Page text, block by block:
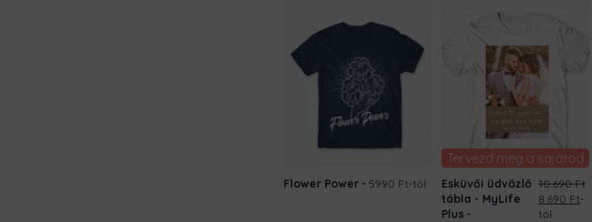
Flower Power 5990 Ft-tól
Tervezd meg a sajátod
Esküvői üdvözlő
tábla - MyLife
Plus
10.690Ft
Original
price
8.690 Ft-
tól